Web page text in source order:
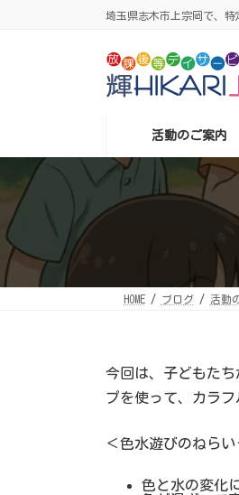
埼玉県志木市上宗岡で、特
活動のご案内
HOME ブログ 活動
今回は、子どもた
プを使って、カラ
＜色水遊びのねらい
色と水の変化